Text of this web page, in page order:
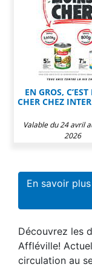
EN GROS,
CHER CHEZ
Valable du 24 avril
2026
En savoir
Découvrez les
Affléville!
circulation au